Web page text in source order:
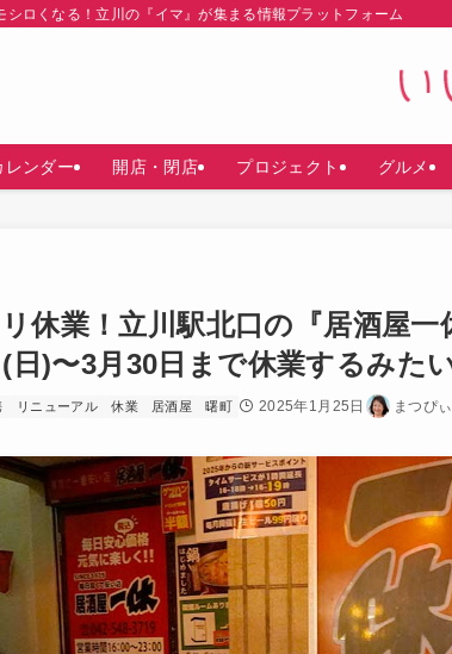
ロくなる！立川の『イマ』が集まる情報プラットフォーム
レンダー 開店・閉店 プロジェクト グルメ
休業！立川駅北口の『居酒屋
日)〜3月30日まで休業するみた
リニューアル 休業 居酒屋 曙町 2025年1月25日 まつぴ